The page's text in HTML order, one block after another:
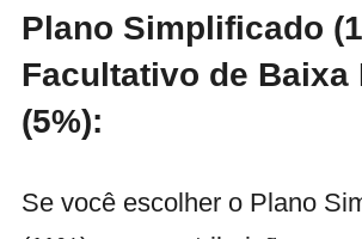
Plano Simplificado
Facultativo de Baixa
(5%):
Se você escolher o Plano